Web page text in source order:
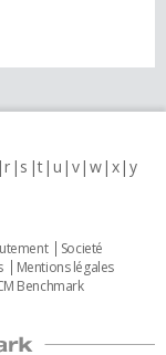
r s t u v w x y
Societé
Mentions légales
Benchmark